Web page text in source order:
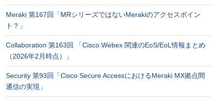
Meraki 第167回「MRシリーズではないMerakiのアクセスポイン
ト？」
Collaboration 第163回 「Cisco Webex 関連のEoS/EoL情報まとめ
（2026年2月時点）」
Security 第93回「Cisco Secure AccessにおけるMeraki MX拠点間
通信の実現」